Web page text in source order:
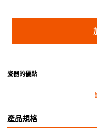
瓷器的優點
• 耐熱性極佳，適用於微波爐，
• 可用於洗碗機。
產品規格